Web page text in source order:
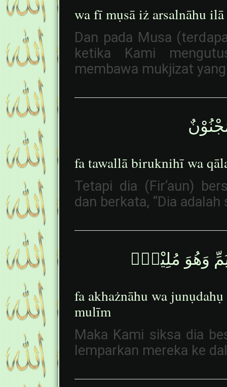
wa fī mụsā iż arsalnāhu
Dan pada Musa
ketika Kami
membawa mukjizat
fa tawallā biruknihī wa
Tetapi dia (Fir‘aun)
dan berkata, “Dia
وَهُوَ مُلِيْمٌۗ
fa akhażnāhu wa
mulīm
Maka Kami siksa dia
lemparkan mereka ke